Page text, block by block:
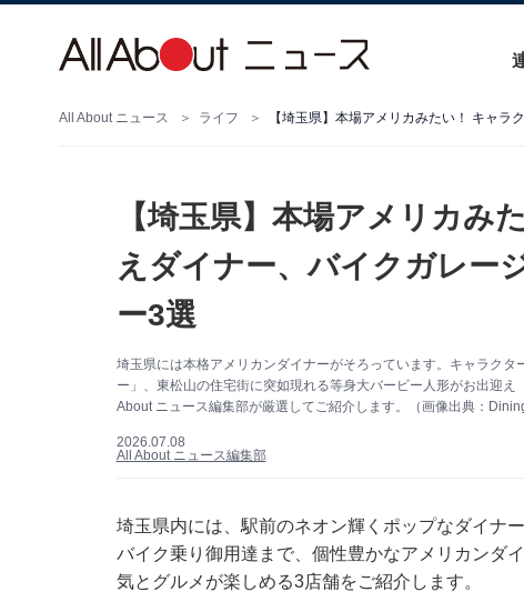
All About ニュース ライフ
【埼玉県】本場アメリカみ
えダイナー、バイクガレー
ー3選
埼玉県には本格アメリカンダイナーがそろっています。キャラク
ー」、東松山の住宅街に突如現れる等身大バービー人形がお出迎
About ニュース編集部が厳選してご紹介します。（画像出典：
2026.07.08
All About ニュース編集部
埼玉県内には、駅前のネオン輝くポップなダイナ
バイク乗り御用達まで、個性豊かなアメリカンダ
気とグルメが楽しめる3店舗をご紹介します。